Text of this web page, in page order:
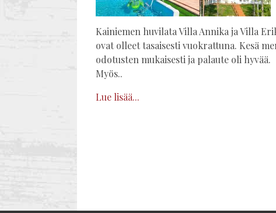
Kainiemen huvilata Villa Annika ja Villa
ovat olleet tasaisesti vuokrattuna. Kesä
odotusten mukaisesti ja palaute oli hyvää.
Myös..
Lue lisää...